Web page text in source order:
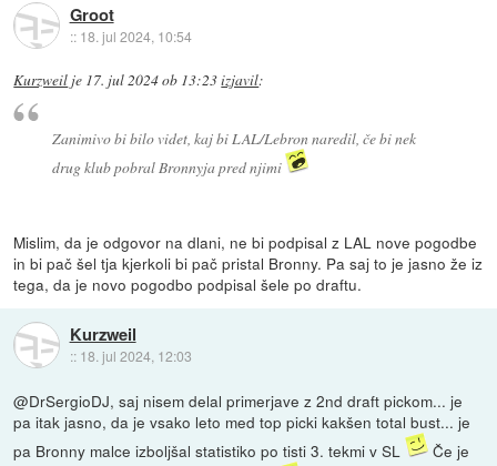
Groot
:: 18. jul 2024, 10:54
Kurzweil je 17. jul 2024 ob 13:23izjavil:
Zanimivo bi bilo videt, kaj bi LAL/Lebron naredil, če bi nek
drug klub pobral Bronnyja pred njimi
Mislim, da je odgovor na dlani, ne bi podpisal z LAL nove pogodbe
in bi pač šel tja kjerkoli bi pač pristal Bronny. Pa saj to je jasno že iz
tega, da je novo pogodbo podpisal šele po draftu.
Kurzweil
:: 18. jul 2024, 12:03
@DrSergioDJ, saj nisem delal primerjave z 2nd draft pickom... je
pa itak jasno, da je vsako leto med top picki kakšen total bust... je
pa Bronny malce izboljšal statistiko po tisti 3. tekmi v SL
Če je